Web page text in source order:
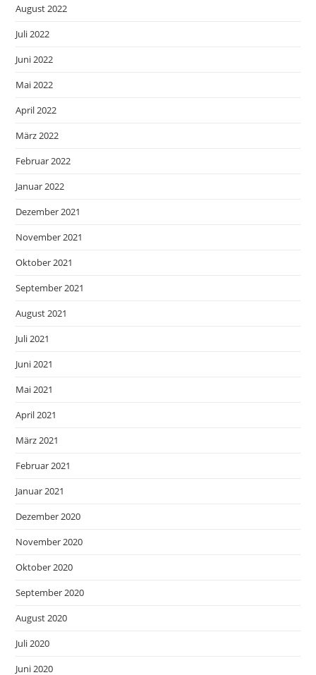
August 2022
Juli 2022
Juni 2022
Mai 2022
April 2022
März 2022
Februar 2022
Januar 2022
Dezember 2021
November 2021
Oktober 2021
September 2021
August 2021
Juli 2021
Juni 2021
Mai 2021
April 2021
März 2021
Februar 2021
Januar 2021
Dezember 2020
November 2020
Oktober 2020
September 2020
August 2020
Juli 2020
Juni 2020